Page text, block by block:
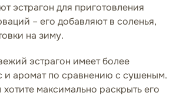
эстрагон для приготовления
– его добавляют в соленья,
на зиму.
эстрагон имеет более
и аромат по сравнению с сушеным.
максимально раскрыть его